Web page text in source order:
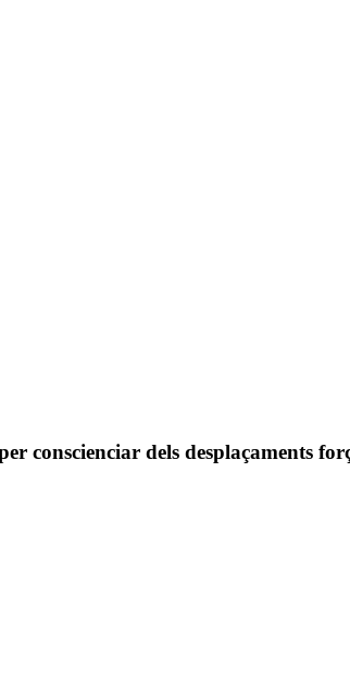
conscienciar dels desplaçaments